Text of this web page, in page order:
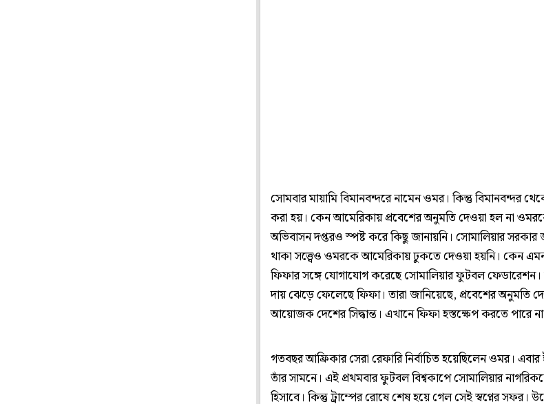
সোমবার মায়ামি বিমানবন্দরে নামেন ওমর। কিন্তু বিমানবন্দর
করা হয়। কেন আমেরিকায় প্রবেশের অনুমতি দেওয়া হল না
অভিবাসন দপ্তরও স্পষ্ট করে কিছু জানায়নি। সোমালিয়ার সরকার
থাকা সত্ত্বেও ওমরকে আমেরিকায় ঢুকতে দেওয়া হয়নি। কেন
ফিফার সঙ্গে যোগাযোগ করেছে সোমালিয়ার ফুটবল
দায় ঝেড়ে ফেলেছে ফিফা। তারা জানিয়েছে, প্রবেশের অনুমতি
আয়োজক দেশের সিদ্ধান্ত। এখানে ফিফা হস্তক্ষেপ করতে পারে
গতবছর আফ্রিকার সেরা রেফারি নির্বাচিত হয়েছিলেন ওমর।
তাঁর সামনে। এই প্রথমবার ফুটবল বিশ্বকাপে সোমালিয়ার
হিসাবে। কিন্তু ট্রাম্পের রোষে শেষ হয়ে গেল সেই স্বপ্নের সফর।